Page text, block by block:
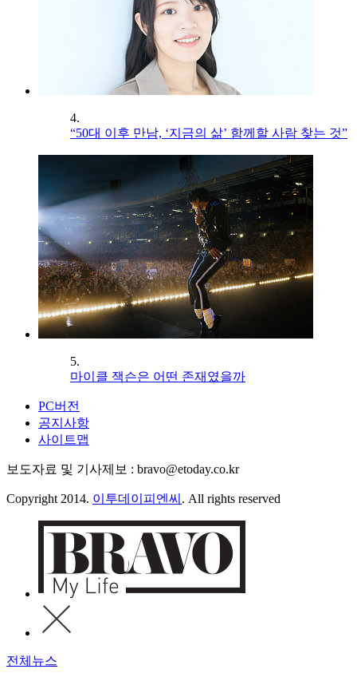
4.
“50대 이후 만남, ‘지금의 삶’ 함께할 사람 찾는 것”
5.
마이클 잭슨은 어떤 존재였을까
PC버전
공지사항
사이트맵
보도자료 및 기사제보 : bravo@etoday.co.kr
Copyright 2014. 이투데이피엔씨 . All rights reserved
전체뉴스